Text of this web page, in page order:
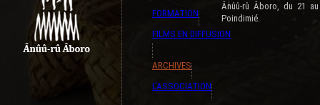
FORMATION
FILMS EN DIFFUSION
ARCHIVES
L’ASSOCIATION
Ânûû-rû Âboro, du 21
Poindimié.